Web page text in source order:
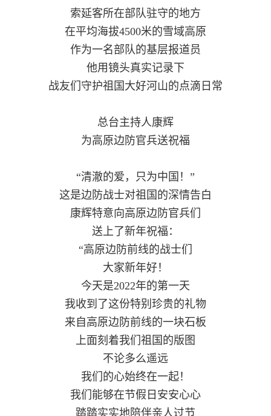
人
服
务
国
文
化
国
红
色
旅
色
文
旅
于
我
们
索延客所在部队驻守的地方
在平均海拔4500米的雪域高原
作为一名部队的基层报道员
他用镜头真实记录下
战友们守护祖国大好河山的点滴日常
总台主持人康辉
为高原边防官兵送祝福
“清澈的爱，只为中国！”
这是边防战士对祖国的深情告白
康辉特意向高原边防官兵们
送上了新年祝福：
“高原边防前线的战士们
大家新年好！
今天是2022年的第一天
我收到了这份特别珍贵的礼物
来自高原边防前线的一块石板
上面刻着我们祖国的版图
不论多么遥远
我们的心始终在一起！
我们能够在节假日安安心心
踏踏实实地陪伴亲人过节